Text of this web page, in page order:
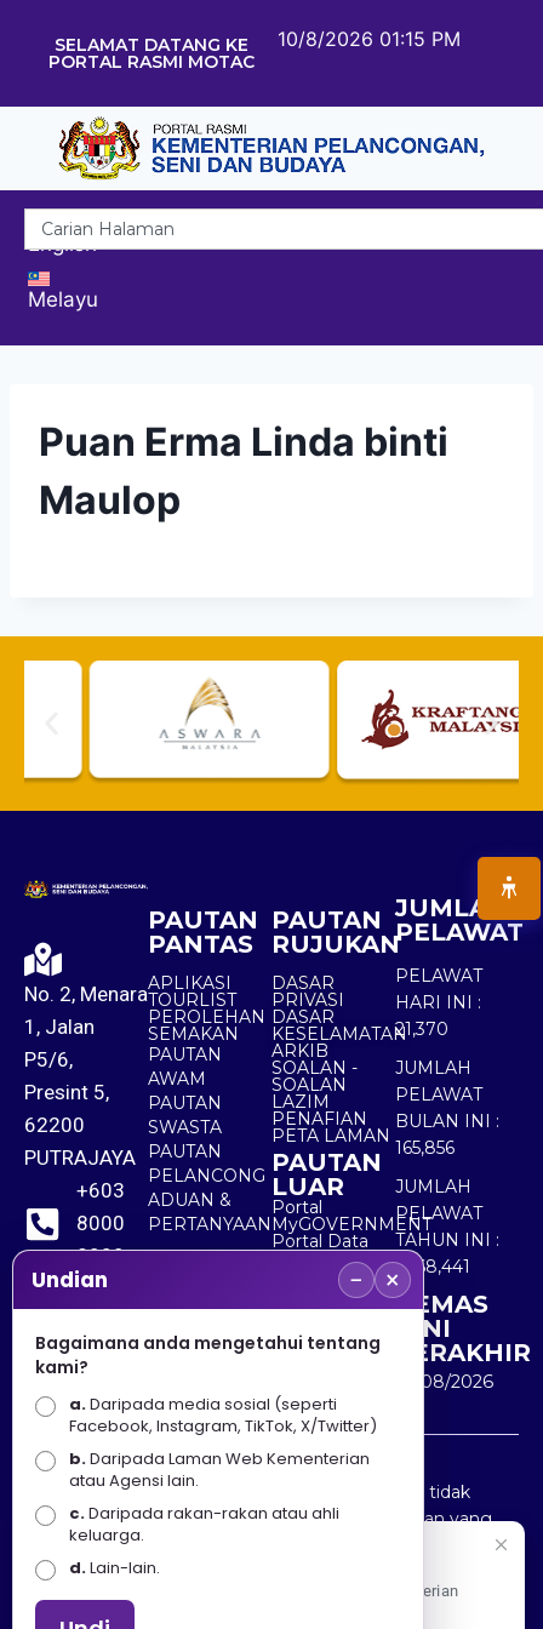
SELAMAT DATANG KE
PORTAL RASMI MOTAC
10/8/2026 01:15 PM
English
Melayu
Puan Erma Linda binti
Maulop
No. 2, Menara
1, Jalan
P5/6,
Presint 5,
62200
PUTRAJAYA
+603
8000
8000
+603
8891
7100
PAUTAN
PANTAS
APLIKASI
TOURLIST
PEROLEHAN
SEMAKAN
PAUTAN
AWAM
PAUTAN
SWASTA
PAUTAN
PELANCONG
ADUAN &
PERTANYAAN
PAUTAN
RUJUKAN
DASAR
PRIVASI
DASAR
KESELAMATAN
ARKIB
SOALAN -
SOALAN
LAZIM
PENAFIAN
PETA LAMAN
PAUTAN
LUAR
Portal
MyGOVERNMENT
Portal Data
Terbuka
Sektor Awam
JUMLAH
PELAWAT
PELAWAT
HARI INI :
21,370
JUMLAH
PELAWAT
BULAN INI :
165,856
JUMLAH
PELAWAT
TAHUN INI :
5,568,441
KEMAS
KINI
TERAKHIR
10/08/2026
Penafian : Kerajaan Malaysia dan Kementerian
Pelancongan Seni dan Budaya (MOTAC) adalah tidak
bertanggungjawab atas kehilangan atau kerugian yang
disebabkan oleh penggunaan mana-mana maklumat
yang diperolehi dari portal ini.
Undian − ×
Bagaimana anda mengetahui tentang
kami?
a.Daripada media sosial (seperti
Facebook, Instagram, TikTok, X/Twitter)
b.Daripada Laman Web Kementerian
atau Agensi lain.
c.Daripada rakan-rakan atau ahli
keluarga.
d.Lain-lain.
Apa Khabar! Selamat datang ke Portal Rasmi Kementerian
Pelancongan, Seni dan Budaya